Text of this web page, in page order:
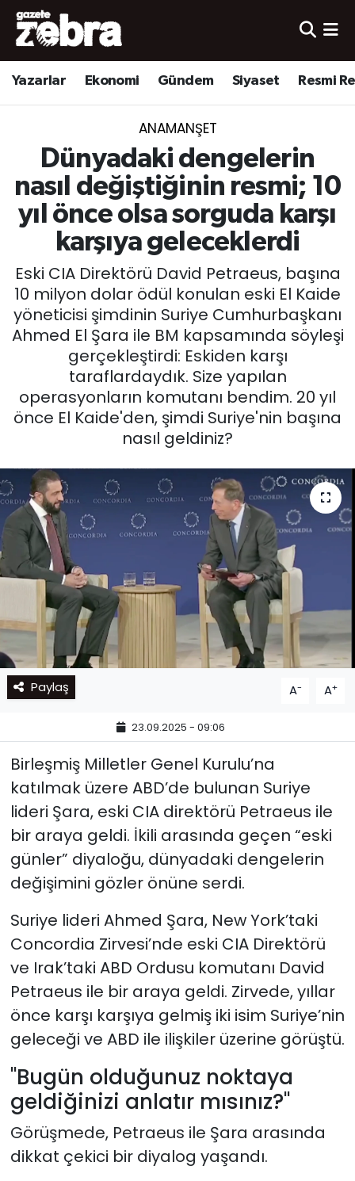
Yazarlar Ekonomi Gündem Siyaset Resmi
ANAMANŞET
Dünyadaki dengelerin
nasıl değiştiğinin resmi; 10
yıl önce olsa sorguda karşı
karşıya geleceklerdi
Eski CIA Direktörü David Petraeus, başına
10 milyon dolar ödül konulan eski El Kaide
yöneticisi şimdinin Suriye Cumhurbaşkanı
Ahmed El Şara ile BM kapsamında söyleşi
gerçekleştirdi: Eskiden karşı
taraflardaydık. Size yapılan
operasyonların komutanı bendim. 20 yıl
önce El Kaide'den, şimdi Suriye'nin başına
nasıl geldiniz?
Paylaş A- A+
23.09.2025 - 09:06
Birleşmiş Milletler Genel Kurulu’na
katılmak üzere ABD’de bulunan Suriye
lideri Şara, eski CIA direktörü Petraeus ile
bir araya geldi. İkili arasında geçen “eski
günler” diyaloğu, dünyadaki dengelerin
değişimini gözler önüne serdi.
Suriye lideri Ahmed Şara, New York’taki
Concordia Zirvesi’nde eski CIA Direktörü
ve Irak’taki ABD Ordusu komutanı David
Petraeus ile bir araya geldi. Zirvede, yıllar
önce karşı karşıya gelmiş iki isim Suriye’nin
geleceği ve ABD ile ilişkiler üzerine görüştü.
"Bugün olduğunuz noktaya
geldiğinizi anlatır mısınız?"
Görüşmede, Petraeus ile Şara arasında
dikkat çekici bir diyalog yaşandı.
Yazarlar
Ekonomi
Yerel
Spor
Nöbetçi Eczaneler
Hava Durumu
Süper Lig Puan Durumu ve Fikstür
Tüm Manşetler
Son Dakika Haberleri
Haber Arşivi